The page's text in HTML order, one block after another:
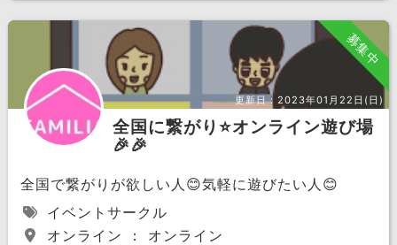
募集中
更新日：2023年01月22日(日)
全国に繋がり⭐️オンライン遊び場
🎉🎉
全国で繋がりが欲しい人😊気軽に遊びたい人😊
イベントサークル
オンライン ： オンライン